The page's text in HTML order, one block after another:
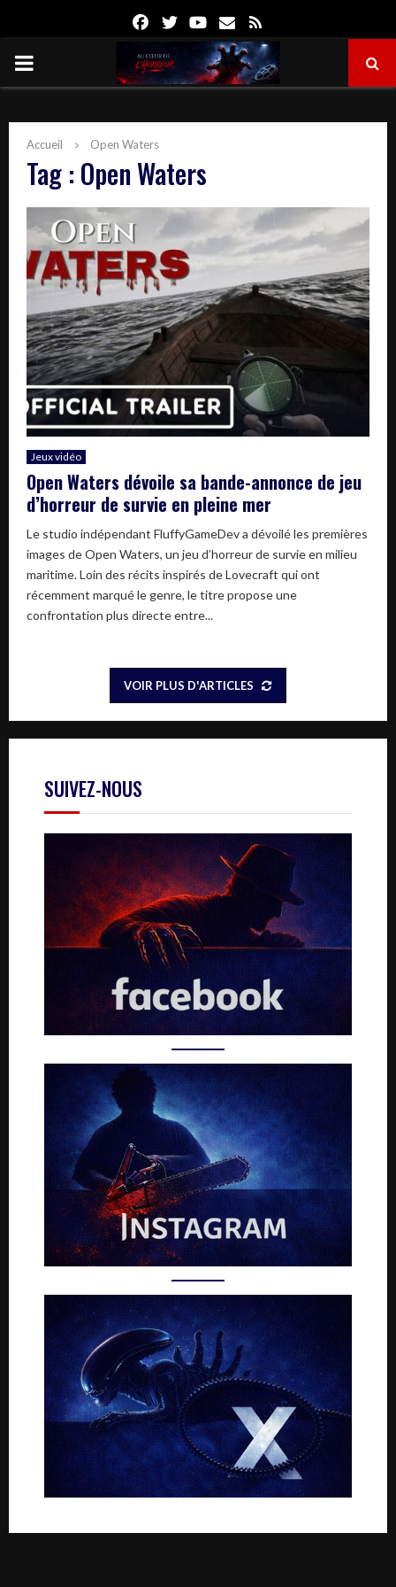
FacebookTwitterYoutube
Email
PRIMARY
Accueil Open Waters
Tag : Open Waters
Jeux vidéo
Open Waters dévoile sa bande-annonce de jeu
d’horreur de survie en pleine mer
Le studio indépendant FluffyGameDev a dévoilé les premières
images de Open Waters, un jeu d’horreur de survie en milieu
maritime. Loin des récits inspirés de Lovecraft qui ont
récemment marqué le genre, le titre propose une
confrontation plus directe entre...
VOIR PLUS D'ARTICLES
SUIVEZ-NOUS